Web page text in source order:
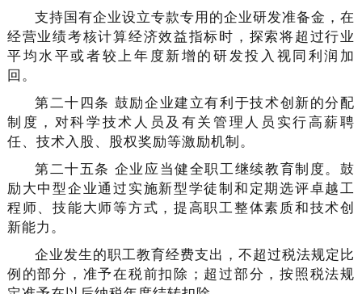
支持国有企业设立专款专用的企业研发准备金，在
经营业绩考核计算经济效益指标时，探索将超过行业
平均水平或者较上年度新增的研发投入视同利润加
回。
第二十四条 鼓励企业建立有利于技术创新的分配
制度，对科学技术人员及有关管理人员实行高薪聘
任、技术入股、股权奖励等激励机制。
第二十五条 企业应当健全职工继续教育制度。鼓
励大中型企业通过实施新型学徒制和定期选评卓越工
程师、技能大师等方式，提高职工整体素质和技术创
新能力。
企业发生的职工教育经费支出，不超过税法规定比
例的部分，准予在税前扣除；超过部分，按照税法规